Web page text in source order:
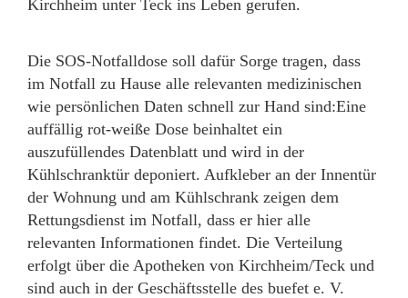
Kirchheim unter Teck ins Leben gerufen.
Die SOS-Notfalldose soll dafür Sorge tragen, dass
im Notfall zu Hause alle relevanten medizinischen
wie persönlichen Daten schnell zur Hand sind:Eine
auffällig rot-weiße Dose beinhaltet ein
auszufüllendes Datenblatt und wird in der
Kühlschranktür deponiert. Aufkleber an der Innentür
der Wohnung und am Kühlschrank zeigen dem
Rettungsdienst im Notfall, dass er hier alle
relevanten Informationen findet. Die Verteilung
erfolgt über die Apotheken von Kirchheim/Teck und
sind auch in der Geschäftsstelle des buefet e. V.